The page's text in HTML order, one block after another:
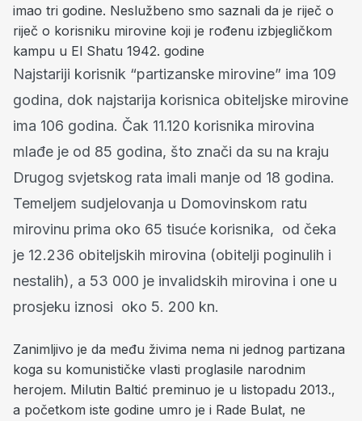
imao tri godine. Neslužbeno smo saznali da je riječ o
riječ o korisniku mirovine koji je rođenu izbjegličkom
kampu u El Shatu 1942. godine
Najstariji korisnik “partizanske mirovine” ima 109
godina, dok najstarija korisnica obiteljske mirovine
ima 106 godina. Čak 11.120 korisnika mirovina
mlađe je od 85 godina, što znači da su na kraju
Drugog svjetskog rata imali manje od 18 godina.
Temeljem sudjelovanja u Domovinskom ratu
mirovinu prima oko 65 tisuće korisnika, od čeka
je 12.236 obiteljskih mirovina (obitelji poginulih i
nestalih), a 53 000 je invalidskih mirovina i one u
prosjeku iznosi oko 5. 200 kn.
Zanimljivo je da među živima nema ni jednog partizana
koga su komunističke vlasti proglasile narodnim
herojem. Milutin Baltić preminuo je u listopadu 2013.,
a početkom iste godine umro je i Rade Bulat, ne